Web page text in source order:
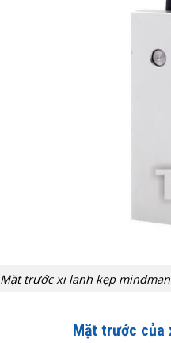
Mặt trước xi lanh kẹp mindman
Mặt trước của